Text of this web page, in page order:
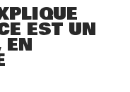
EST UN
EN